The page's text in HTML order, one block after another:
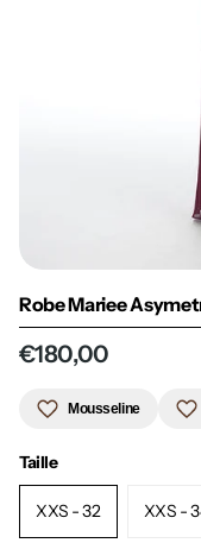
Robe Mariee
€180,00
Mousseline
Taille
XXS - 32 XXS -